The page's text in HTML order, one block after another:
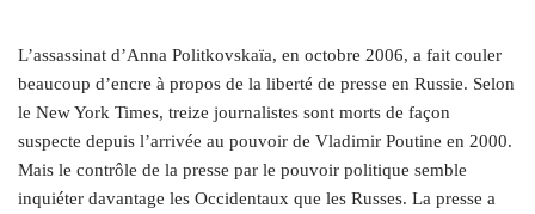
L’assassinat d’Anna Politkovskaïa, en octobre 2006, a fait couler
beaucoup d’encre à propos de la liberté de presse en Russie. Selon
le New York Times, treize journalistes sont morts de façon
suspecte depuis l’arrivée au pouvoir de Vladimir Poutine en 2000.
Mais le contrôle de la presse par le pouvoir politique semble
inquiéter davantage les Occidentaux que les Russes. La presse a